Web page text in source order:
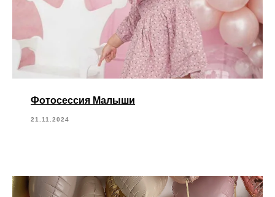
Фотосессия Малыши
21.11.2024